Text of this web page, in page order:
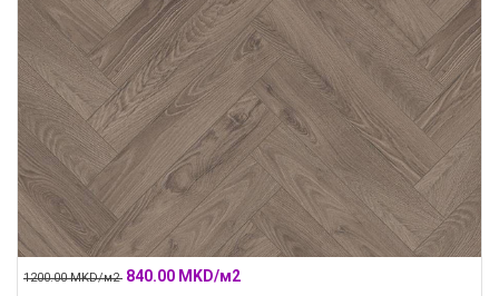
1200.00 MKD/м2 840.00 MKD/м2